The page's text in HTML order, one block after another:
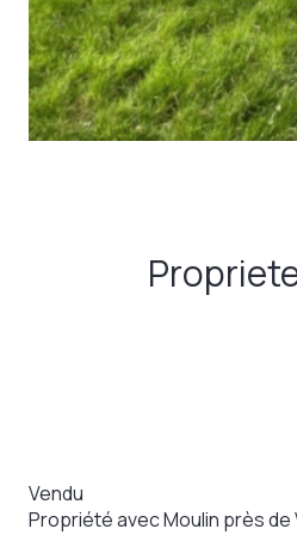
Vendu
Propriété avec Moulin près de